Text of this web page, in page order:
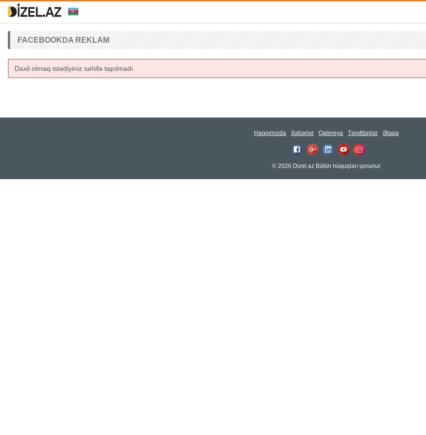
FACEBOOKDA REKLAM
Daxil olmaq istədiyiniz səhifə tapılmadı.
Haqqımızda Xəbərlər Qalereya Tərəfdaşlar Əlaqə
© 2026 Dizel.az Bütün hüquqları qorunur.